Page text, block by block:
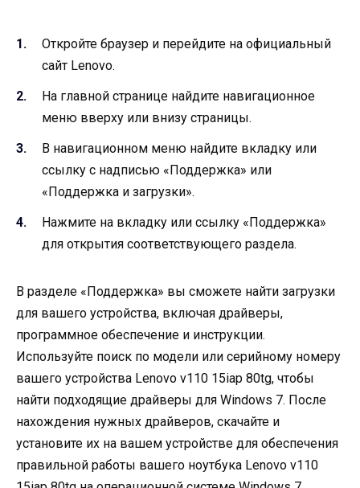
Откройте браузер и перейдите на официальный
сайт Lenovo.
На главной странице найдите навигационное
меню вверху или внизу страницы.
В навигационном меню найдите вкладку или
ссылку с надписью «Поддержка» или
«Поддержка и загрузки».
Нажмите на вкладку или ссылку «Поддержка»
для открытия соответствующего раздела.
В разделе «Поддержка» вы сможете найти загрузки
для вашего устройства, включая драйверы,
программное обеспечение и инструкции.
Используйте поиск по модели или серийному номеру
вашего устройства Lenovo v110 15iap 80tg, чтобы
найти подходящие драйверы для Windows 7. После
нахождения нужных драйверов, скачайте и
установите их на вашем устройстве для обеспечения
правильной работы вашего ноутбука Lenovo v110